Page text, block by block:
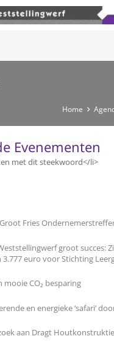
Home
Evenementen
met dit steekwoord</li>
Fries
groot succes:
euro voor Stichting
CO₂ besparing
en energieke ‘safari’
aan Dragt Houtkonstruktie